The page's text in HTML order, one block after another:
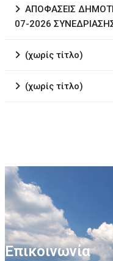
ΑΠΟΦΑΣΕΙΣ
07-2026
(χωρίς τίτλο)
(χωρίς τίτλο)
Επικοινωνία